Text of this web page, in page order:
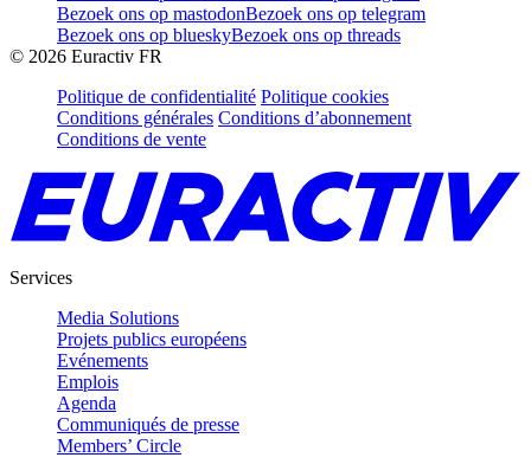
Bezoek ons op mastodonBezoek ons op telegram
Bezoek ons op blueskyBezoek ons op threads
© 2026 Euractiv FR
Politique de confidentialité Politique cookies
Conditions générales Conditions d’abonnement
Conditions de vente
Services
Media Solutions
Projets publics européens
Evénements
Emplois
Agenda
Communiqués de presse
Members’ Circle